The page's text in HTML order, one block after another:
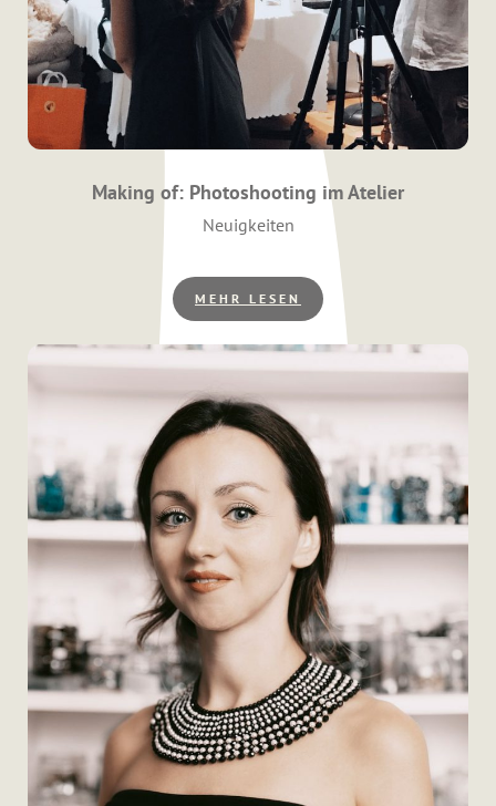
Making of: Photoshooting im Atelier
Kategorien
Neuigkeiten
MEHR LESEN